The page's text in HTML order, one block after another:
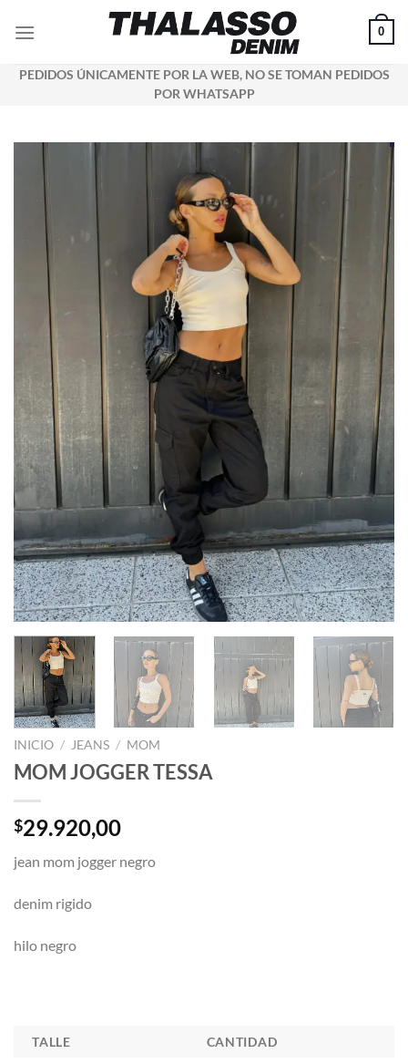
0
PEDIDOS ÚNICAMENTE POR LA WEB, NO SE TOMAN PEDIDOS
POR WHATSAPP
INICIO / JEANS / MOM
MOM JOGGER TESSA
$29.920,00
jean mom jogger negro
denim rigido
hilo negro
TALLE CANTIDAD